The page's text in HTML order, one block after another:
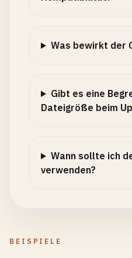
Was bewirkt der
Gibt es eine
Dateigröße beim
Wann sollte ich
verwenden?
BEISPIELE